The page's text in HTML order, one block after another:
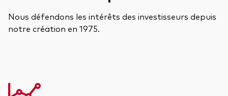
Nous défendons les intérêts des investisseurs depuis
notre création en 1975.